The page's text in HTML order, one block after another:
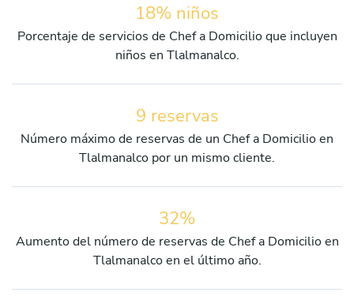
18% niños
Porcentaje de servicios de Chef a Domicilio que incluyen
niños en Tlalmanalco.
9 reservas
Número máximo de reservas de un Chef a Domicilio en
Tlalmanalco por un mismo cliente.
32%
Aumento del número de reservas de Chef a Domicilio en
Tlalmanalco en el último año.